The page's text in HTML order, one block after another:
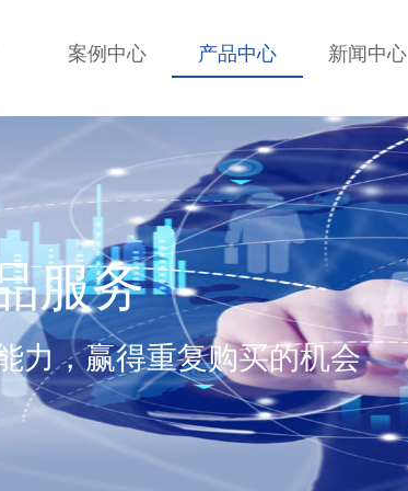
案例中心 产品中心 新闻中心
力，赢得重复购买的机会
服务